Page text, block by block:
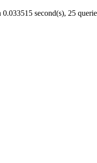
0.033515 second(s), 25